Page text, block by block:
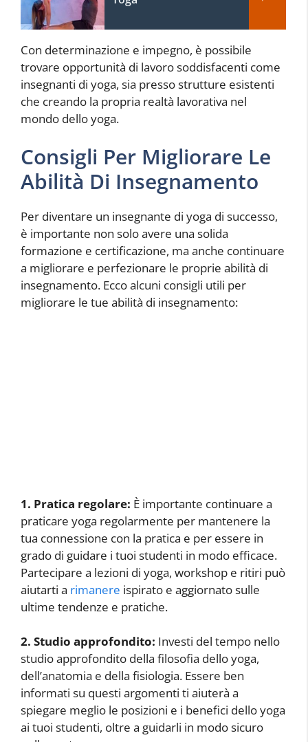
Con determinazione e impegno, è possibile
trovare opportunità di lavoro soddisfacenti come
insegnanti di yoga, sia presso strutture esistenti
che creando la propria realtà lavorativa nel
mondo dello yoga.
Consigli Per Migliorare Le
Abilità Di Insegnamento
Per diventare un insegnante di yoga di successo,
è importante non solo avere una solida
formazione e certificazione, ma anche continuare
a migliorare e perfezionare le proprie abilità di
insegnamento. Ecco alcuni consigli utili per
migliorare le tue abilità di insegnamento:
1. Pratica regolare: È importante continuare a
praticare yoga regolarmente per mantenere la
tua connessione con la pratica e per essere in
grado di guidare i tuoi studenti in modo efficace.
Partecipare a lezioni di yoga, workshop e ritiri può
aiutarti a rimanere ispirato e aggiornato sulle
ultime tendenze e pratiche.
2. Studio approfondito: Investi del tempo nello
studio approfondito della filosofia dello yoga,
dell’anatomia e della fisiologia. Essere ben
informati su questi argomenti ti aiuterà a
spiegare meglio le posizioni e i benefici dello yoga
ai tuoi studenti, oltre a guidarli in modo sicuro